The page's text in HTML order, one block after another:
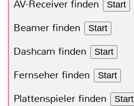
AV-Receiver finden Start
Beamer finden Start
Dashcam finden Start
Fernseher finden Start
Plattenspieler finden Start